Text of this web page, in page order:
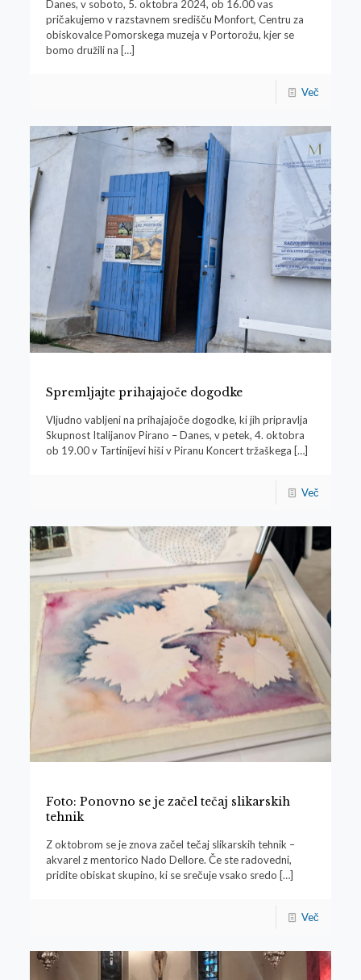
Danes, v soboto, 5. oktobra 2024, ob 16.00 vas
pričakujemo v razstavnem središču Monfort, Centru za
obiskovalce Pomorskega muzeja v Portorožu, kjer se
bomo družili na […]
Več
Spremljajte prihajajoče dogodke
Vljudno vabljeni na prihajajoče dogodke, ki jih pripravlja
Skupnost Italijanov Pirano – Danes, v petek, 4. oktobra
ob 19.00 v Tartinijevi hiši v Piranu Koncert tržaškega […]
Več
Foto: Ponovno se je začel tečaj slikarskih
tehnik
Z oktobrom se je znova začel tečaj slikarskih tehnik –
akvarel z mentorico Nado Dellore. Če ste radovedni,
pridite obiskat skupino, ki se srečuje vsako sredo […]
Več